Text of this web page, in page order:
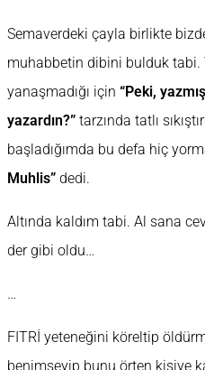
Semaverdeki çayla birlikte
muhabbetin dibini bulduk tabi.
yanaşmadığı için “Peki,
yazardın?” tarzında tatlı
başladığımda bu defa hiç
Muhlis” dedi.
Altında kaldım tabi. Al sana
der gibi oldu…
…
FITRİ yeteneğini köreltip
benimseyip bunu örten kişiye